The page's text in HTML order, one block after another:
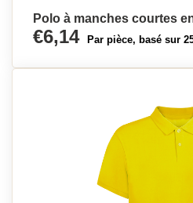
Polo à manches courtes
€6,14 Par pièce, basé sur